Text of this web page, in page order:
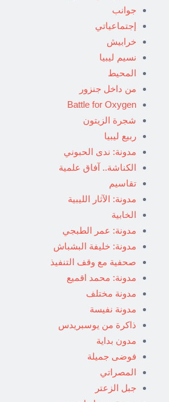
جوانب
إجتماعياتي
خرابيش
نسيم ليبيا
المحيط
من داخل جنزور
Battle for Oxygen
شجرة الزيتون
ربيع ليبيا
مدونة: ندى الحبوني
الكناشة.. آفاق علمية
تقاسيم
مدونة: الآثار الليبية
الخابية
مدونة: عمر الطبجي
مدونة: خليفة البشباش
صحفية مع وقف التنفيذ
مدونة: محمد اقميع
مدونة مختلف
مدونة نفيسة
ذاكرة من يوسبريدس
مدون بداية
فوضى جميلة
المصراتي
جبل الزعتر